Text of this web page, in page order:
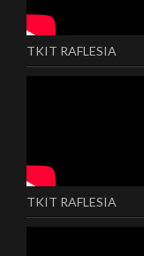
TKIT RAFLESIA
TKIT RAFLESIA